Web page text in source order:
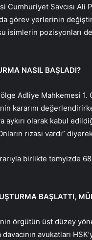
Cumhuriyet Savcısı
da görev yerlerinin
isimlerin pozisyonları
NASIL BAŞLADI?
Adliye Mahkemesi 1.
kararını
aykırı olarak kabul
rızası vardı”
birlikte temyizde
BAŞLATTI,
örgütün üst düzey
davacının avukatları